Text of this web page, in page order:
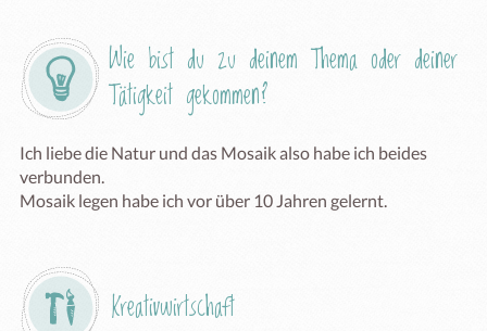
Wie bist du zu deinem Thema oder deiner
Tätigkeit gekommen?
Ich liebe die Natur und das Mosaik also habe ich beides
verbunden.
Mosaik legen habe ich vor über 10 Jahren gelernt.
Kreativwirtschaft